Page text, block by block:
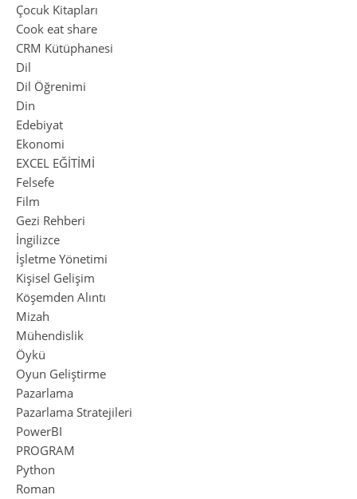
Çocuk Kitapları
Cook eat share
CRM Kütüphanesi
Dil
Dil Öğrenimi
Din
Edebiyat
Ekonomi
EXCEL EĞİTİMİ
Felsefe
Film
Gezi Rehberi
İngilizce
İşletme Yönetimi
Kişisel Gelişim
Köşemden Alıntı
Mizah
Mühendislik
Öykü
Oyun Geliştirme
Pazarlama
Pazarlama Stratejileri
PowerBI
PROGRAM
Python
Roman